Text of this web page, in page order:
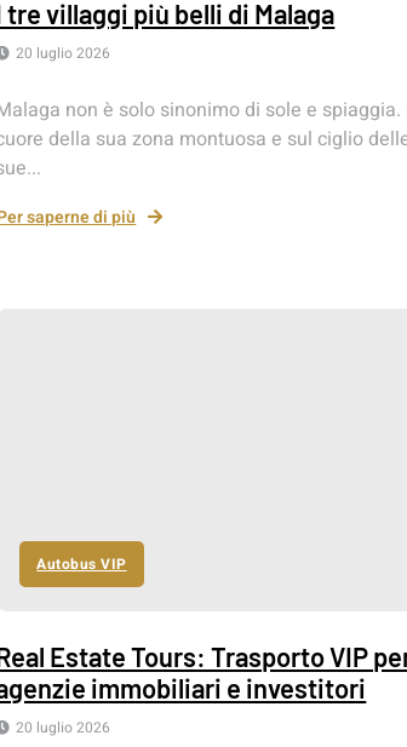
tre villaggi più belli di Malaga
20 luglio 2026
non è solo sinonimo di sole e spiaggia.
della sua zona montuosa e sul ciglio
saperne di più
Autobus VIP
Estate Tours: Trasporto VIP
immobiliari e investitori
20 luglio 2026